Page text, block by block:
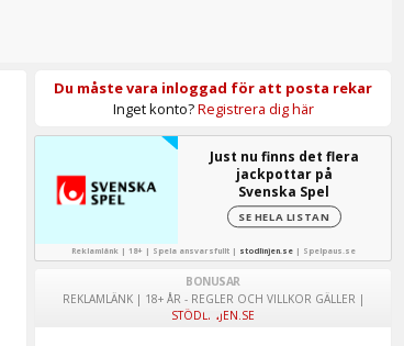
Du måste vara inloggad för att posta rekar
Inget konto?Registrera dig här
Just nu finns det flera
jackpottar på
Svenska Spel
SE HELA LISTAN
Reklamlänk | 18+ | Spela ansvarsfullt | stodlinjen.se| Spelpaus.se
BONUSAR
REKLAMLÄNK | 18+ ÅR - REGLER OCH VILLKOR GÄLLER |
STÖDLINJEN.SE